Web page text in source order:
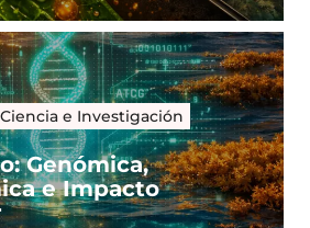
e Investigación
Genómica,
e Impacto